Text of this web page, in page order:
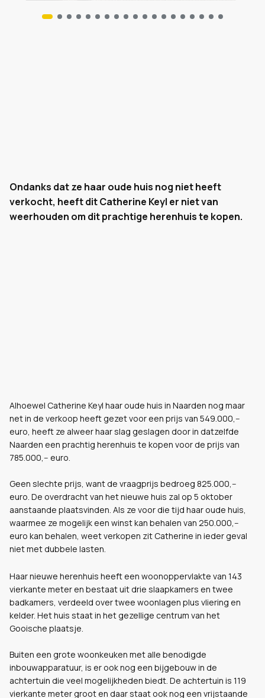
Ondanks dat ze haar oude huis nog niet heeft
verkocht, heeft dit Catherine Keyl er niet van
weerhouden om dit prachtige herenhuis te kopen.
Alhoewel Catherine Keyl haar oude huis in Naarden nog maar
net in de verkoop heeft gezet voor een prijs van 549.000,--
euro, heeft ze alweer haar slag geslagen door in datzelfde
Naarden een prachtig herenhuis te kopen voor de prijs van
785.000,-- euro.
Geen slechte prijs, want de vraagprijs bedroeg 825.000,--
euro. De overdracht van het nieuwe huis zal op 5 oktober
aanstaande plaatsvinden. Als ze voor die tijd haar oude huis,
waarmee ze mogelijk een winst kan behalen van 250.000,--
euro kan behalen, weet verkopen zit Catherine in ieder geval
niet met dubbele lasten.
Haar nieuwe herenhuis heeft een woonoppervlakte van 143
vierkante meter en bestaat uit drie slaapkamers en twee
badkamers, verdeeld over twee woonlagen plus vliering en
kelder. Het huis staat in het gezellige centrum van het
Gooische plaatsje.
Buiten een grote woonkeuken met alle benodigde
inbouwapparatuur, is er ook nog een bijgebouw in de
achtertuin die veel mogelijkheden biedt. De achtertuin is 119
vierkante meter groot en daar staat ook nog een vrijstaande